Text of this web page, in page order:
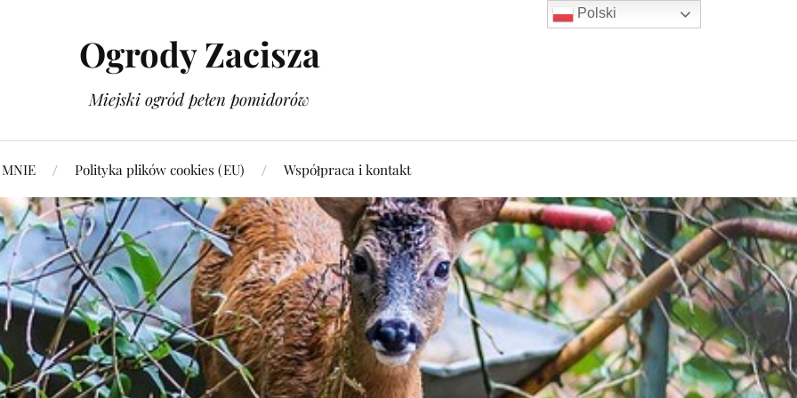
Ogrody Zacisza
Miejski ogród pełen pomidorów
Polityka plików cookies (EU) Współpraca i kontakt
Polski